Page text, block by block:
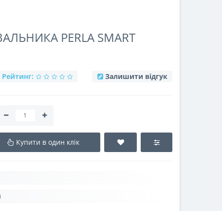
PERLA SMART
Рейтинг: Залишити відгук
Купити в один клік